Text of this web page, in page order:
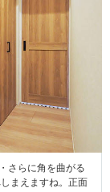
さらに角を曲がる
まえますね。正面